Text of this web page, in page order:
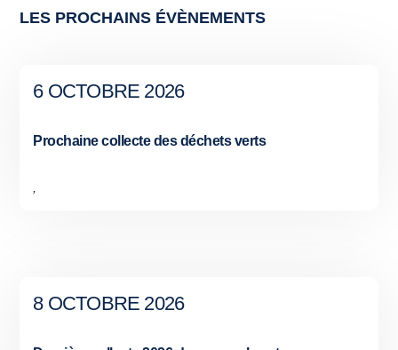
LES PROCHAINS ÉVÈNEMENTS
6 OCTOBRE 2026
Prochaine collecte des déchets verts
8 OCTOBRE 2026